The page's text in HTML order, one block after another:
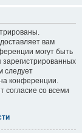
вам
могут быть
следует
конференции.
согласие со всеми